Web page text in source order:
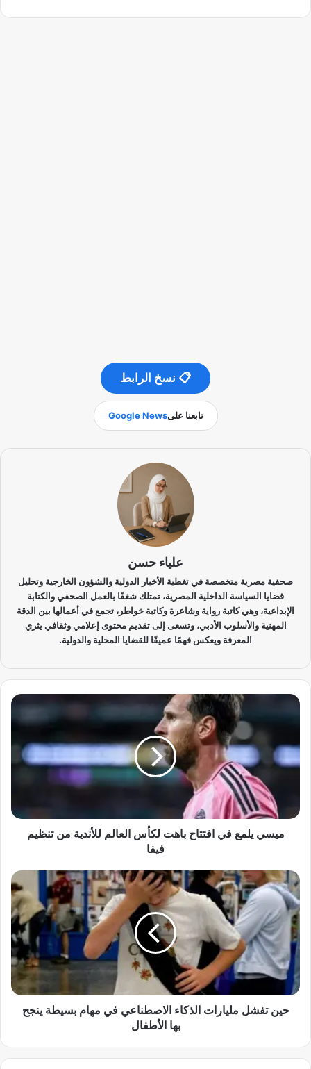
📋 نسخ الرابط
تابعنا علىGoogle News
علياء حسن
صحفية مصرية متخصصة في تغطية الأخبار الدولية والشؤون الخارجية وتحليل
قضايا السياسة الداخلية المصرية، تمتلك شغفًا بالعمل الصحفي والكتابة
الإبداعية، وهي كاتبة رواية وشاعرة وكاتبة خواطر، تجمع في أعمالها بين الدقة
المهنية والأسلوب الأدبي، وتسعى إلى تقديم محتوى إعلامي وثقافي يثري
المعرفة ويعكس فهمًا عميقًا للقضايا المحلية والدولية.
م
ي
ي
ف
ت
ت
ا
ح
ا
ت
ل
ميسي يلمع في افتتاح باهت لكأس العالم للأندية من تنظيم
فيفا
ح
ي
ن
ف
ش
م
ل
حين تفشل مليارات الذكاء الاصطناعي في مهام بسيطة ينجح
بها الأطفال